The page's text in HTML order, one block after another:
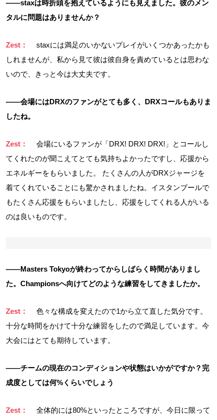
――staxは時折頭を抱えているようにも見えました。彼のメン
タルに問題はありませんか？
Zest：
staxには満足のいかないプレイがいくつかあったかも
しれませんが、私から見て彼は彼自身を責めているとは思わな
いので、きっと今は大丈夫です。
――会場にはDRXのファンがとても多く、DRXコールもありま
したね。
Zest：
会場にいるファンが「DRX! DRX! DRX!」とコールし
てくれたのが聞こえてとても気持ちよかったですし、応援から
エネルギーをもらいました。 たくさんの人がDRXジャージを
着てくれていることにも驚かされましたね。イスタンブールで
もたくさん応援をもらいましたし、応援をしてくれる人がいる
のは良いものです。
――Masters Tokyoが終わってからしばらく時間がありまし
た。Championsへ向けてどのような練習をしてきましたか。
Zest：
色々な構成を変えたので1から立て直した気分です。
十分な時間をかけて十分な練習をしたので満足しています。今
大会にはとても期待しています。
――チームの現在のコンディションや状態はいかがですか？完
成度としては何%くらいでしょう
Zest：
全体的には80%といったところですが、今日に限って